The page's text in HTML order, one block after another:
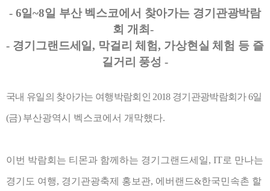
- 6일~8일 부산 벡스코에서 찾아가는 경기관광박람
회 개최-
- 경기그랜드세일, 막걸리 체험, 가상현실 체험 등 즐
길거리 풍성-
국내 유일의 찾아가는 여행박람회인 2018 경기관광박람회가6일
(금) 부산광역시 벡스코에서 개막했다.
이번 박람회는 티몬과 함께하는 경기그랜드세일, IT로 만나는
경기도 여행, 경기관광축제 홍보관, 에버랜드&한국민속촌 할